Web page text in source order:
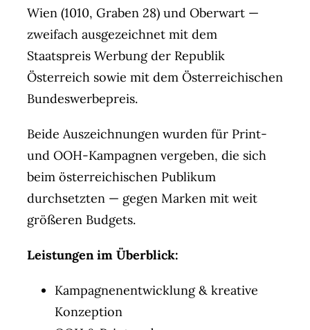
Wien (1010, Graben 28) und Oberwart —
zweifach ausgezeichnet mit dem
Staatspreis Werbung der Republik
Österreich sowie mit dem Österreichischen
Bundeswerbepreis.
Beide Auszeichnungen wurden für Print-
und OOH-Kampagnen vergeben, die sich
beim österreichischen Publikum
durchsetzten — gegen Marken mit weit
größeren Budgets.
Leistungen im Überblick:
Kampagnenentwicklung & kreative
Konzeption